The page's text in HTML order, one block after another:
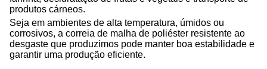
produtos cárneos.
Seja em ambientes de alta temperatura, úmidos ou
corrosivos, a correia de malha de poliéster resistente ao
desgaste que produzimos pode manter boa estabilidade e
garantir uma produção eficiente.